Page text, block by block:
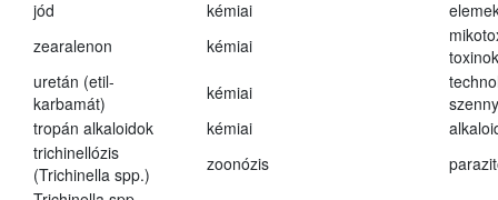
jód kémiai
zearalenon
kémiai
toxinok
uretán (etil-
karbamát)
kémiai
tropán alkaloidok
kémiai
trichinellózis
(Trichinella spp.)
zoonózis